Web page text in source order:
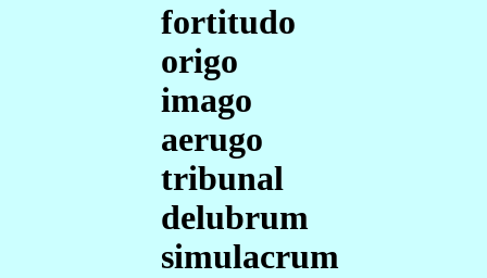
fortitudo
origo
imago
aerugo
tribunal
delubrum
simulacrum